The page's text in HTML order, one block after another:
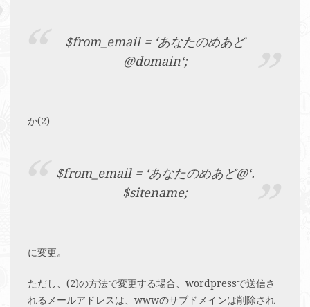
$from_email = ‘あなたのめあど
@domain‘;
か(2)
$from_email = ‘あなたのめあど@‘.
$sitename;
に変更。
ただし、(2)の方法で変更する場合、wordpressで送信さ
れるメールアドレスは、wwwのサブドメインは削除され